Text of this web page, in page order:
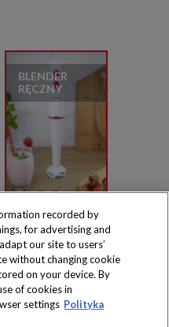
BLENDER
RĘCZNY
sklepach
recorded by
for advertising and
our site to users’
without changing cookie
on your device. By
of cookies in
settings Polityka